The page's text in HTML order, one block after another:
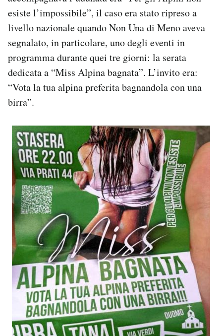
esiste l’impossibile”, il caso era stato ripreso a
livello nazionale quando Non Una di Meno aveva
segnalato, in particolare, uno degli eventi in
programma durante quei tre giorni: la serata
dedicata a “Miss Alpina bagnata”. L’invito era:
“Vota la tua alpina preferita bagnandola con una
birra”.